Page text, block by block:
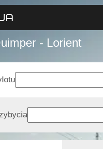
- Lorient